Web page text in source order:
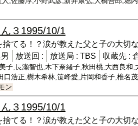
３ 1995/10/1
捨てる！？涙が教えた父と子の大切
放送回 : 放送局 : TBS 収蔵先 :
子,長瀬智也,木下奈緒子,秋田桃,大西良和
口浩正,樹木希林,笹峰愛,片岡和香子,椎名
ン
３ 1995/10/1
捨てる！？涙が教えた父と子の大切